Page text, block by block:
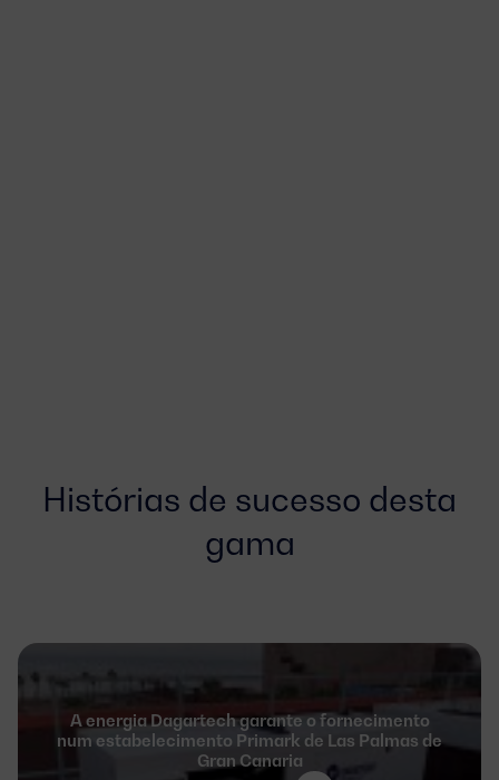
Histórias de sucesso desta
gama
A energia Dagartech garante o fornecimento
num estabelecimento Primark de Las Palmas de
Gran Canaria